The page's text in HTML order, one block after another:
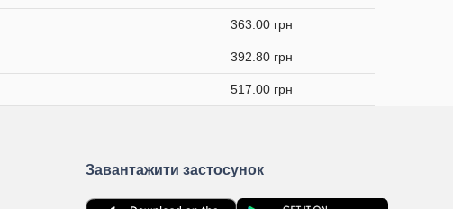
363.00 грн
392.80 грн
517.00 грн
Завантажити застосунок